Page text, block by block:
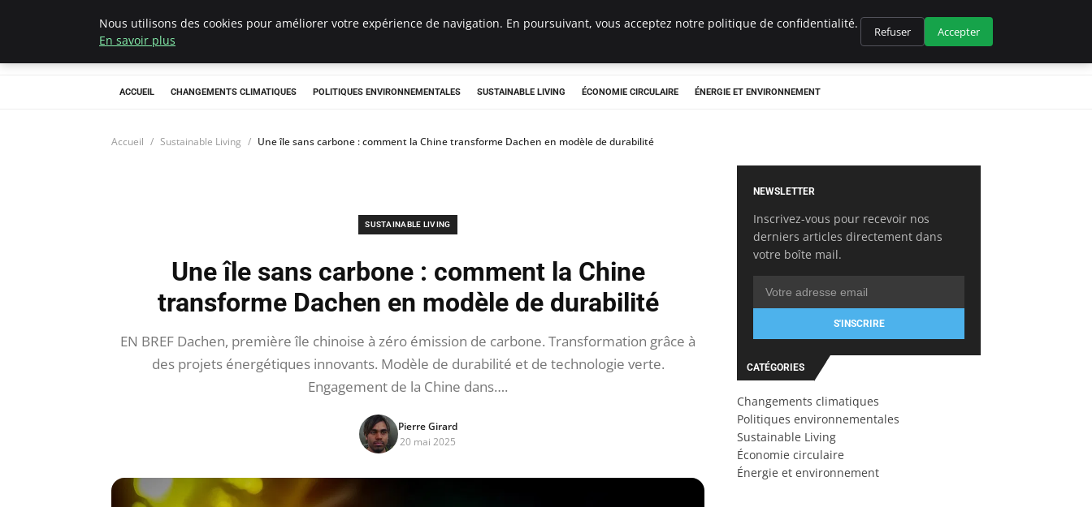
Climategatecountryclub.com
ACCUEIL CHANGEMENTS CLIMATIQUES POLITIQUES ENVIRONNEMENTALES SUSTAINABLE LIVING ÉCONOMIE CIRCULAIRE ÉNERGIE ET ENVIRONNEMENT
Accueil Sustainable Living Une île sans carbone : comment la Chine transforme Dachen en modèle de durabilité
SUSTAINABLE LIVING
Une île sans carbone : comment la Chine
transforme Dachen en modèle de durabilité
EN BREF Dachen, première île chinoise à zéro émission de carbone. Transformation grâce à
des projets énergétiques innovants. Modèle de durabilité et de technologie verte.
Engagement de la Chine dans….
Pierre Girard
20 mai 2025
NEWSLETTER
Inscrivez-vous pour recevoir nos
derniers articles directement dans
votre boîte mail.
S'INSCRIRE
CATÉGORIES
Changements climatiques
Politiques environnementales
Sustainable Living
Économie circulaire
Énergie et environnement
Nous utilisons des cookies pour améliorer votre expérience de navigation. En poursuivant, vous acceptez notre politique de confidentialité.
En savoir plus
Refuser Accepter